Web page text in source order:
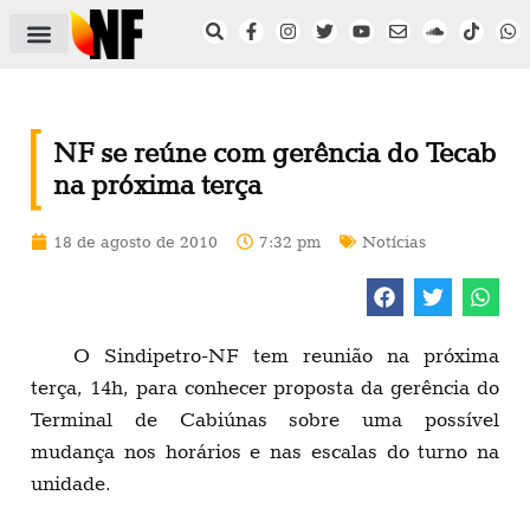
NF se reúne com gerência do Tecab
na próxima terça
18 de agosto de 2010 7:32 pm Notícias
O Sindipetro-NF tem reunião na próxima
terça, 14h, para conhecer proposta da gerência do
Terminal de Cabiúnas sobre uma possível
mudança nos horários e nas escalas do turno na
unidade.